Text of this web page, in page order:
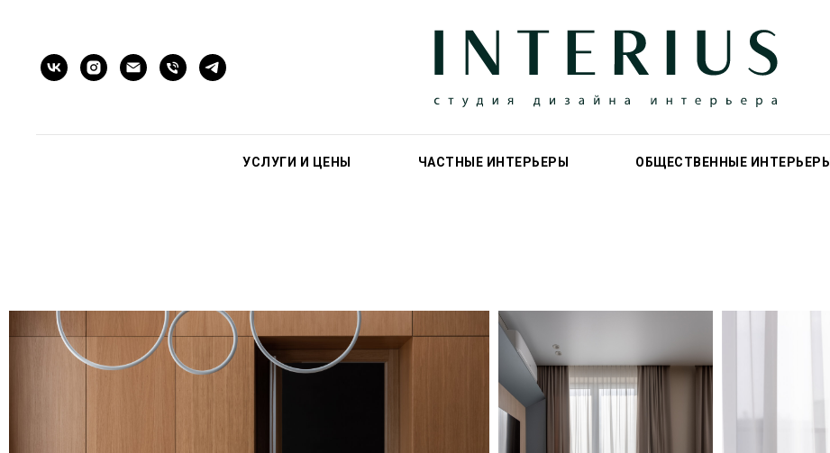
УСЛУГИ И ЦЕНЫ ЧАСТНЫЕ ИНТЕРЬЕРЫ ОБЩЕСТВЕННЫЕ ИНТЕРЬЕРЫ